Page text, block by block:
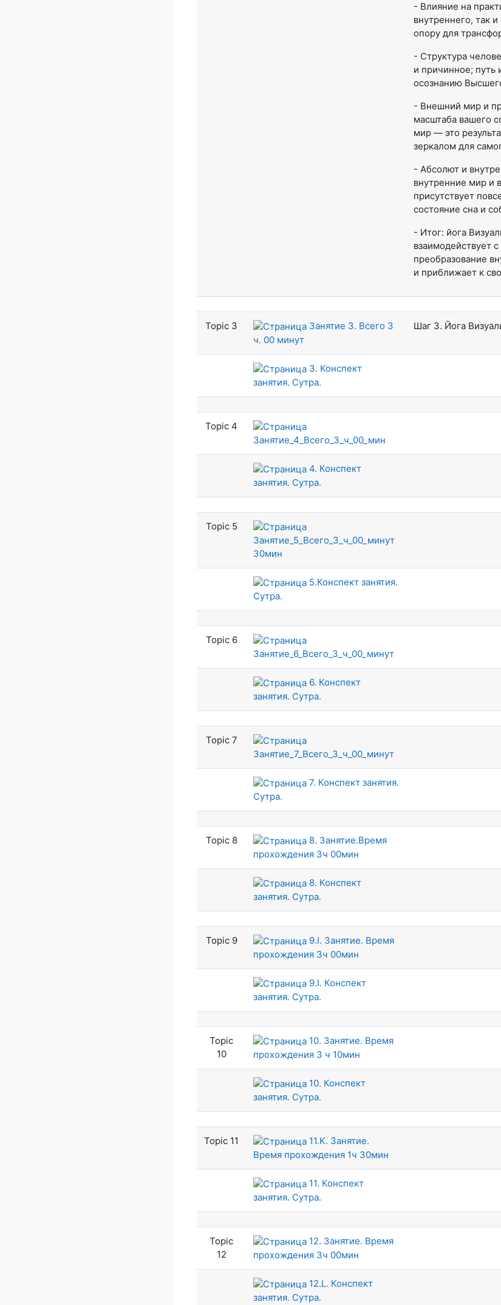
- Влияние на
внутреннего, так
опору для
- Структура
и причинное; путь
осознанию
- Внешний мир и
масштаба вашего
мир — это
зеркалом для
- Абсолют и
внутренние мир и
присутствует
состояние сна и
- Итог: йога
взаимодействует
преобразование
и приближает к
Topic 3
Занятие 3. Всего 3
ч. 00 минут
Шаг 3. Йога
3. Конспект
занятия. Сутра.
Topic 4
Занятие_4_Всего_3_ч_00_мин
4. Конспект
занятия. Сутра.
Topic 5
Занятие_5_Всего_3_ч_00_минут
30мин
5.Конспект занятия.
Сутра.
Topic 6
Занятие_6_Всего_3_ч_00_минут
6. Конспект
занятия. Сутра.
Topic 7
Занятие_7_Всего_3_ч_00_минут
7. Конспект занятия.
Сутра.
Topic 8
8. Занятие.Время
прохождения 3ч 00мин
8. Конспект
занятия. Сутра.
Topic 9
9.I. Занятие. Время
прохождения 3ч 00мин
9.I. Конспект
занятия. Сутра.
Topic
10
10. Занятие. Время
прохождения 3 ч 10мин
10. Конспект
занятия. Сутра.
Topic 11
11.K. Занятие.
Время прохождения 1ч 30мин
11. Конспект
занятия. Сутра.
Topic
12
12. Занятие. Время
прохождения 3ч 00мин
12.L. Конспект
занятия. Сутра.